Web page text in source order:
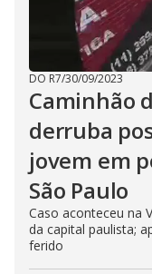
DO R7/30/09/2023
Caminhão
derruba
jovem em
São Paulo
Caso aconteceu na
da capital paulista;
ferido